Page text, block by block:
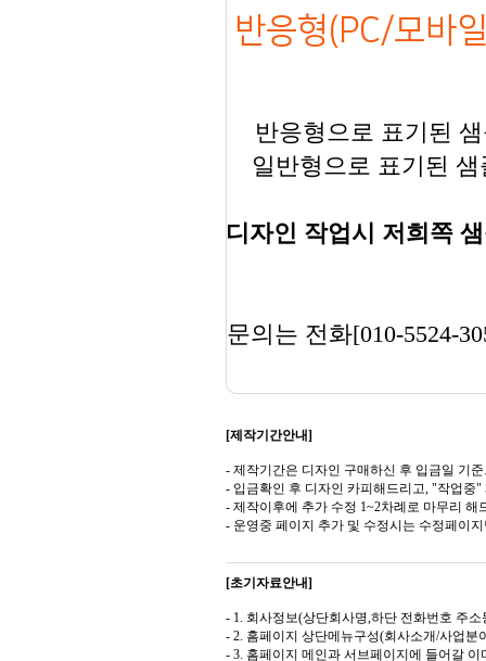
반응형(PC/모바
반응형으로 표기된
일반형으로 표기된
디자인 작업시 저희쪽
문의는 전화[010-5524-
[제작기간안내]
- 제작기간은 디자인 구매하신 후 입금일 기
- 입금확인 후 디자인 카피해드리고, "작업중
- 제작이후에 추가 수정 1~2차례로 마무리 해
- 운영중 페이지 추가 및 수정시는 수정페이
[초기자료안내]
- 1. 회사정보(상단회사명,하단 전화번호 주소
- 2. 홈페이지 상단메뉴구성(회사소개/사업분
- 3. 홈페이지 메인과 서브페이지에 들어갈 이